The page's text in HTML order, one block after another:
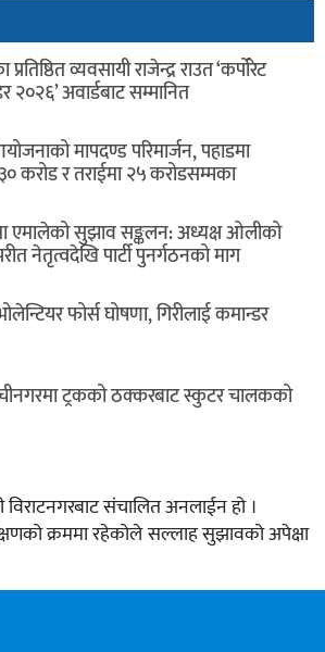
व्यवसायी राजेन्द्र राउत ‘कर्पोरेट
२०२६’ अवार्डबाट सम्मानित
मापदण्ड परिमार्जन, पहाडमा
करोड र तराईमा २५ करोडसम्मका
एमालेको सुझाव सङ्कलन: अध्यक्ष ओलीको
नेतृत्वदेखि पार्टी पुनर्गठनको माग
फोर्स घोषणा, गिरीलाई कमान्डर
ट्रकको ठक्करबाट स्कुटर चालकको
विराटनगरबाट संचालित अनलाईन हो ।
क्रममा रहेकोले सल्लाह सुझावको अपेक्षा